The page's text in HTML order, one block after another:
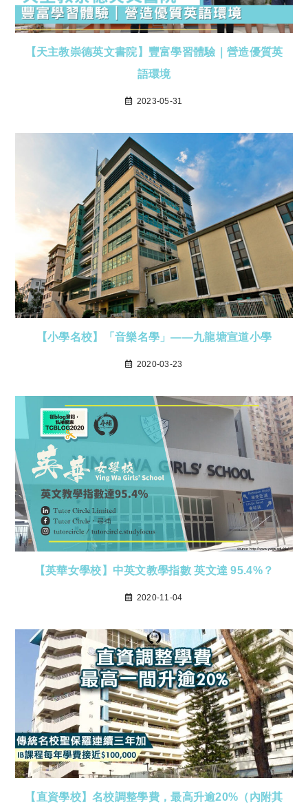
【天主教崇德英文書院】豐富學習體驗｜營造優質英
語環境
2023-05-31
【小學名校】「音樂名學」——九龍塘宣道小學
2020-03-23
【英華女學校】中英文教學指數 英文達 95.4%？
2020-11-04
【直資學校】名校調整學費，最高升逾20%（內附其